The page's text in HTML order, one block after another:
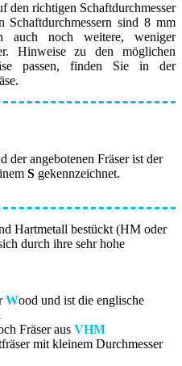
den richtigen Schaftdurchmesser
Schaftdurchmessern sind 8 mm
noch weitere, weniger
Hinweise zu den möglichen
passen, finden Sie in der
der angebotenen Fräser ist der
S gekennzeichnet.
Hartmetall bestückt (HM oder
durch ihre sehr hohe
Wood und ist die englische
Fräser aus VHM
mit kleinem Durchmesser